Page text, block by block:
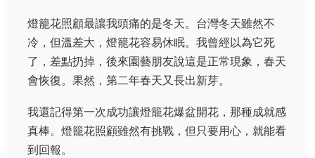
燈籠花照顧最讓我頭痛的是冬天。台灣冬天雖然不
冷，但溫差大，燈籠花容易休眠。我曾經以為它死
了，差點扔掉，後來園藝朋友說這是正常現象，春天
會恢復。果然，第二年春天又長出新芽。
我還記得第一次成功讓燈籠花爆盆開花，那種成就感
真棒。燈籠花照顧雖然有挑戰，但只要用心，就能看
到回報。